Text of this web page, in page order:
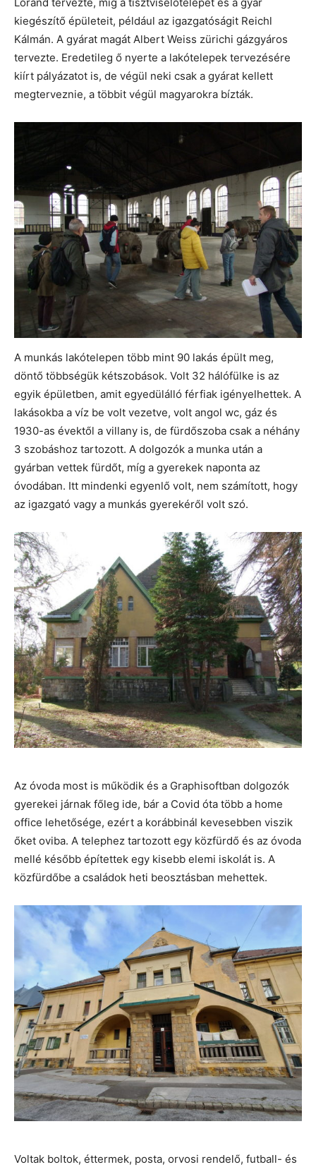
Lóránd tervezte, míg a tisztviselőtelepet és a gyár
kiegészítő épületeit, például az igazgatóságit Reichl
Kálmán. A gyárat magát Albert Weiss zürichi gázgyáros
tervezte. Eredetileg ő nyerte a lakótelepek tervezésére
kiírt pályázatot is, de végül neki csak a gyárat kellett
megterveznie, a többit végül magyarokra bízták.
A munkás lakótelepen több mint 90 lakás épült meg,
döntő többségük kétszobások. Volt 32 hálófülke is az
egyik épületben, amit egyedülálló férfiak igényelhettek. A
lakásokba a víz be volt vezetve, volt angol wc, gáz és
1930-as évektől a villany is, de fürdőszoba csak a néhány
3 szobáshoz tartozott. A dolgozók a munka után a
gyárban vettek fürdőt, míg a gyerekek naponta az
óvodában. Itt mindenki egyenlő volt, nem számított, hogy
az igazgató vagy a munkás gyerekéről volt szó.
Az óvoda most is működik és a Graphisoftban dolgozók
gyerekei járnak főleg ide, bár a Covid óta több a home
office lehetősége, ezért a korábbinál kevesebben viszik
őket oviba. A telephez tartozott egy közfürdő és az óvoda
mellé később építettek egy kisebb elemi iskolát is. A
közfürdőbe a családok heti beosztásban mehettek.
Voltak boltok, éttermek, posta, orvosi rendelő, futball- és